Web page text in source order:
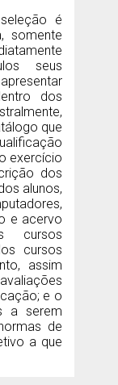
é
somente
seus
dos
que
exercício
dos
alunos,
e acervo
cursos
cursos
assim
e o
a serem
de
a que